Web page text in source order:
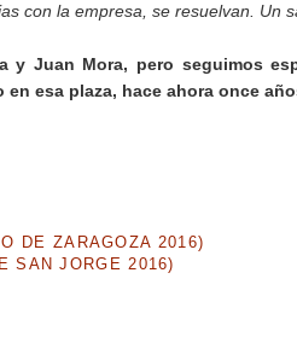
con la empresa, se resuelvan. Un
y Juan Mora, pero seguimos
esa plaza, hace ahora once
DE ZARAGOZA 2016)
SAN JORGE 2016)